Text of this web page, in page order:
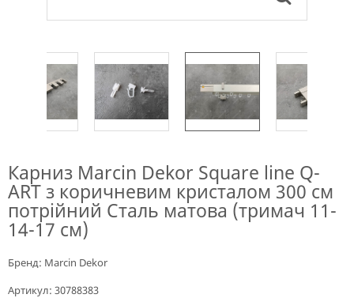
Карниз Marcin Dekor Square line Q-
ART з коричневим кристалом 300 см
потрійний Сталь матова (тримач 11-
14-17 см)
Бренд: Marcin Dekor
Артикул: 30788383